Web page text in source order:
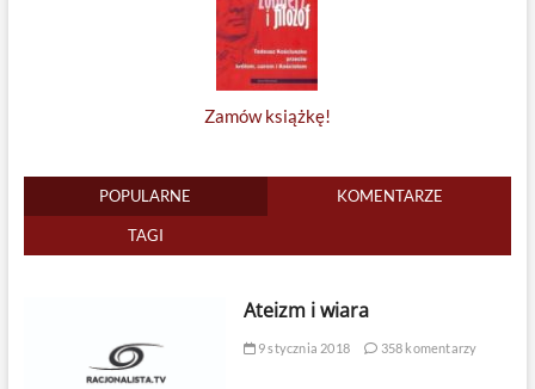
Zamów książkę!
POPULARNE KOMENTARZE
TAGI
Ateizm i wiara
9 stycznia 2018 358 komentarzy